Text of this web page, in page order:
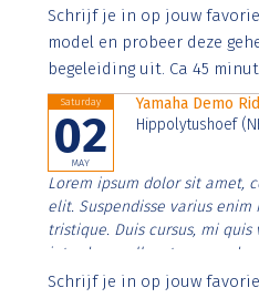
Aenean faucibus nibh et
imperdiet. Nunc ut sem vitae
Schrijf je in op jouw
model en probeer deze
begeleiding uit. Ca 45
Saturday
02
MAY
Yamaha Demo
Hippolytushoef
Lorem ipsum dolor sit amet,
elit. Suspendisse varius
tristique. Duis cursus, mi
interdum nulla, ut commodo
Aenean faucibus nibh et
Schrijf je in op jouw